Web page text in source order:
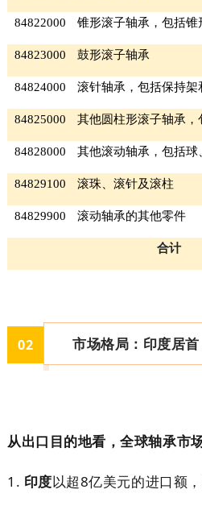
84822000 锥形滚子轴承，包括锥
84823000 鼓形滚子轴承
84824000 滚针轴承，包括保持架
84825000 其他圆柱形滚子轴承
84828000 其他滚动轴承，包括球
84829100 滚珠、滚针及滚柱
84829900 滚动轴承的其他零件
合计
02 市场格局：印度居
从出口目的地看，全球轴承市
1. 印度以超8亿美元的进口额